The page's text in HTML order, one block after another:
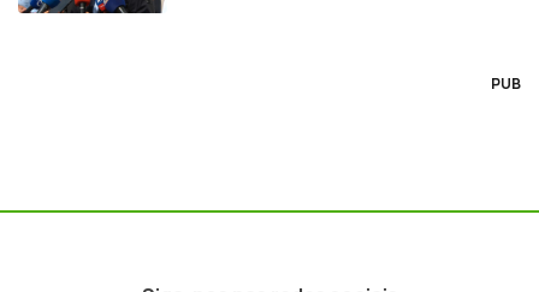
PUB